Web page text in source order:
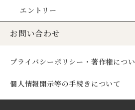
エントリー
お問い合わせ
プライバシーポリシー・著作権につ
個人情報開示等の手続きについて